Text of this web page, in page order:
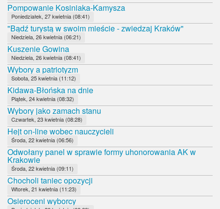
Pompowanie Kosiniaka-Kamysza
Poniedziałek, 27 kwietnia (08:41)
"Bądź turystą w swoim mieście - zwiedzaj Kraków"
Niedziela, 26 kwietnia (06:21)
Kuszenie Gowina
Niedziela, 26 kwietnia (08:41)
Wybory a patriotyzm
Sobota, 25 kwietnia (11:12)
Kidawa-Błońska na dnie
Piątek, 24 kwietnia (08:32)
Wybory jako zamach stanu
Czwartek, 23 kwietnia (08:28)
Hejt on-line wobec nauczycieli
Środa, 22 kwietnia (06:56)
Odwołany panel w sprawie formy uhonorowania AK w
Krakowie
Środa, 22 kwietnia (09:11)
Chocholi taniec opozycji
Wtorek, 21 kwietnia (11:23)
Osieroceni wyborcy